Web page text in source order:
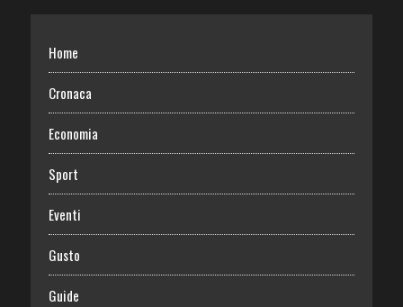
Home
Cronaca
Economia
Sport
Eventi
Gusto
Guide